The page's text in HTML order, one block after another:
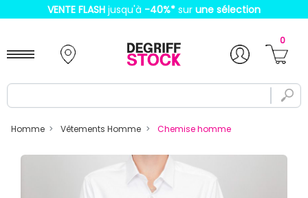
VENTE FLASH jusqu'à -40%* sur une sélection
0
Homme Vêtements Homme Chemise homme